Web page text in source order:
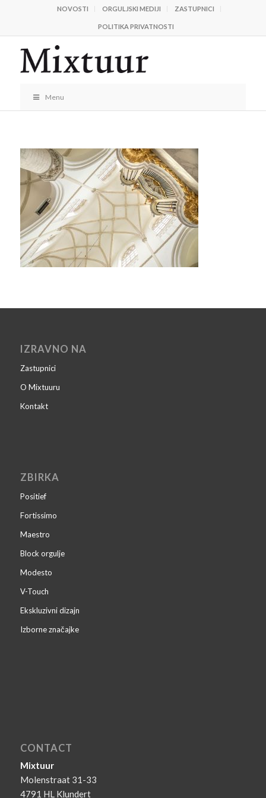
NOVOSTI ORGULJSKI MEDIJI ZASTUPNICI
POLITIKA PRIVATNOSTI
Menu
IZRAVNO NA
Zastupnici
O Mixtuuru
Kontakt
ZBIRKA
Positief
Fortissimo
Maestro
Block orgulje
Modesto
V-Touch
Ekskluzivni dizajn
Izborne značajke
CONTACT
Mixtuur
Molenstraat 31-33
4791 HL Klundert